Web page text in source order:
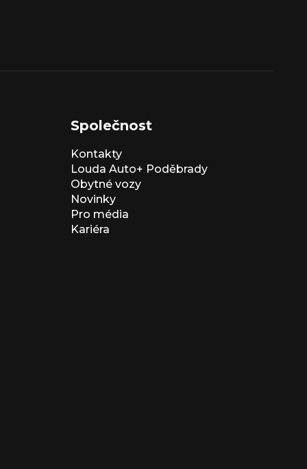
Společnost
Kontakty
Louda Auto+ Poděbrady
Obytné vozy
Novinky
Pro média
Kariéra